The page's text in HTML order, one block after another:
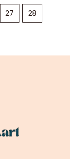
27 28